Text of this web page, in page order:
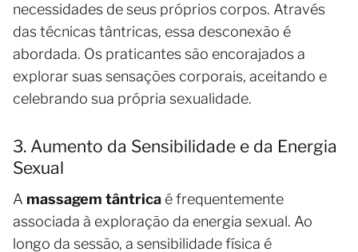
necessidades de seus próprios corpos. Através
das técnicas tântricas, essa desconexão é
abordada. Os praticantes são encorajados a
explorar suas sensações corporais, aceitando e
celebrando sua própria sexualidade.
3. Aumento da Sensibilidade e da Energia
Sexual
A massagem tântrica é frequentemente
associada à exploração da energia sexual. Ao
longo da sessão, a sensibilidade física é